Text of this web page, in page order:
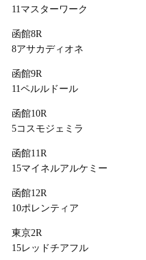
11マスターワーク
函館8R
8アサカディオネ
函館9R
11ペルルドール
函館10R
5コスモジェミラ
函館11R
15マイネルアルケミー
函館12R
10ポレンティア
東京2R
15レッドチアフル